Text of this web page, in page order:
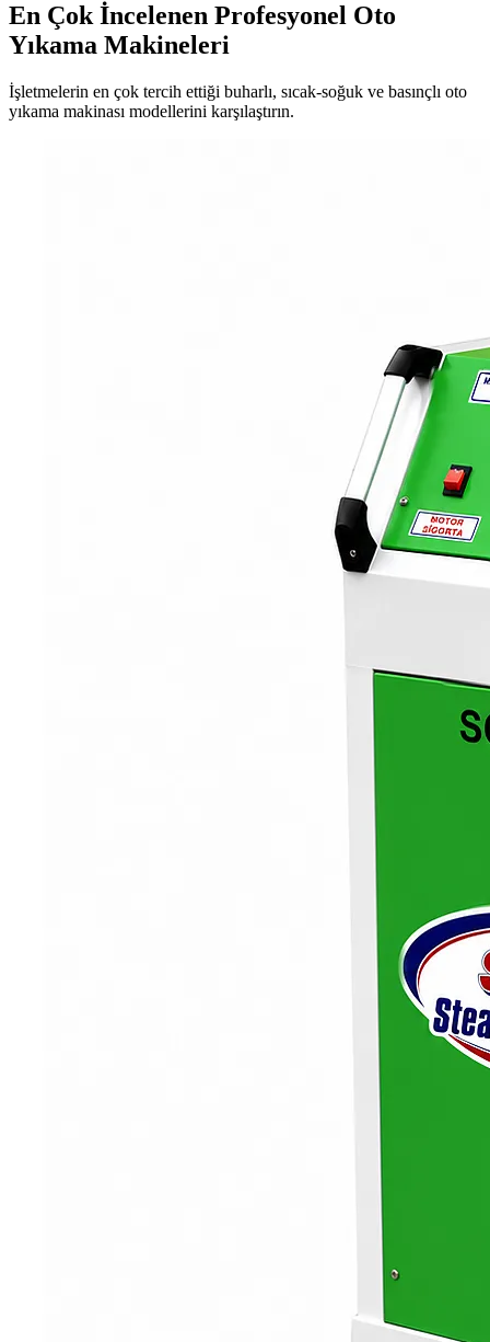
En Çok İncelenen Profesyonel Oto
Yıkama Makineleri
İşletmelerin en çok tercih ettiği buharlı, sıcak-soğuk ve basınçlı oto
yıkama makinası modellerini karşılaştırın.